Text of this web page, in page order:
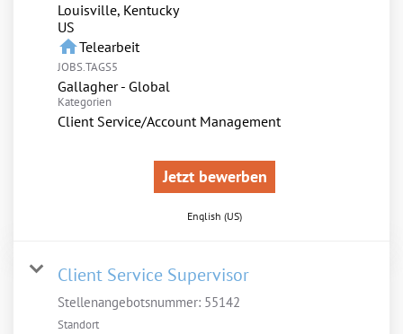
Louisville, Kentucky
homeTelearbeit
JOBS.TAGS5
Gallagher - Global
Kategorien
Client Service/Account Management
Jetzt bewerben
English (US)
Client Service Supervisor
Stellenangebotsnummer: 55142
Standort